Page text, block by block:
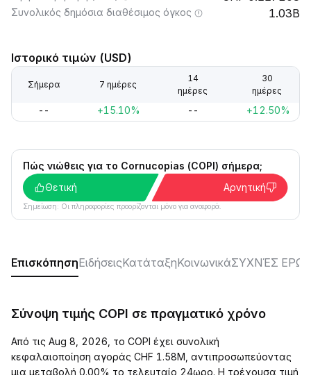
Συνολικός δημόσια διαθέσιμος όγκος 1.03B
Ιστορικό τιμών (USD)
Σήμερα 7 ημέρες
14
ημέρες
30
ημέρες
-- +15.10% -- +12.50%
Πώς νιώθεις για το Cornucopias (COPI) σήμερα;
Θετική
Αρνητική
Σημείωση: Οι πληροφορίες προορίζονται μόνο για αναφορά.
ΕπισκόπησηΕιδήσειςΚατάταξηΚοινωνικάΣΥΧΝΈΣ
Σύνοψη τιμής COPI σε πραγματικό χρόνο
Από τις Aug 8, 2026, το COPI έχει συνολική
κεφαλαιοποίηση αγοράς CHF 1.58M, αντιπροσωπεύοντας
μια μεταβολή 0.00% το τελευταίο 24ωρο. Η τρέχουσα τιμή